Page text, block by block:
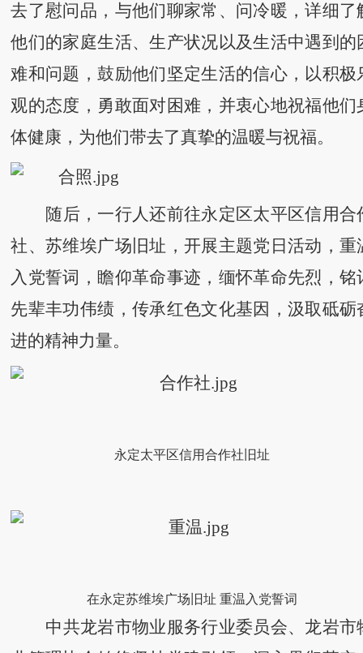
去了慰问品，与他们聊家常、问冷暖，详细了
他们的家庭生活、生产状况以及生活中遇到的
难和问题，鼓励他们坚定生活的信心，以积极
观的态度，勇敢面对困难，并衷心地祝福他们
体健康，为他们带去了真挚的温暖与祝福。
随后，一行人还前往永定区太平区信用合
社、苏维埃广场旧址，开展主题党日活动，重
入党誓词，瞻仰革命事迹，缅怀革命先烈，铭
先辈丰功伟绩，传承红色文化基因，汲取砥砺
进的精神力量。
永定太平区信用合作社旧址
在永定苏维埃广场旧址 重温入党誓词
中共龙岩市物业服务行业委员会、龙岩市